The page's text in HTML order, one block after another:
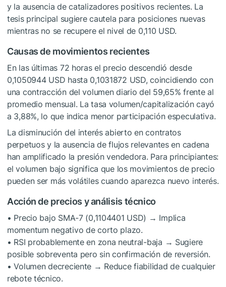
y la ausencia de catalizadores positivos recientes. La
tesis principal sugiere cautela para posiciones nuevas
mientras no se recupere el nivel de 0,110 USD.
Causas de movimientos recientes
En las últimas 72 horas el precio descendió desde
0,1050944 USD hasta 0,1031872 USD, coincidiendo con
una contracción del volumen diario del 59,65% frente al
promedio mensual. La tasa volumen/capitalización cayó
a 3,88%, lo que indica menor participación especulativa.
La disminución del interés abierto en contratos
perpetuos y la ausencia de flujos relevantes en cadena
han amplificado la presión vendedora. Para principiantes:
el volumen bajo significa que los movimientos de precio
pueden ser más volátiles cuando aparezca nuevo interés.
Acción de precios y análisis técnico
• Precio bajo SMA-7 (0,1104401 USD) → Implica
momentum negativo de corto plazo.
• RSI probablemente en zona neutral-baja → Sugiere
posible sobreventa pero sin confirmación de reversión.
• Volumen decreciente → Reduce fiabilidad de cualquier
rebote técnico.